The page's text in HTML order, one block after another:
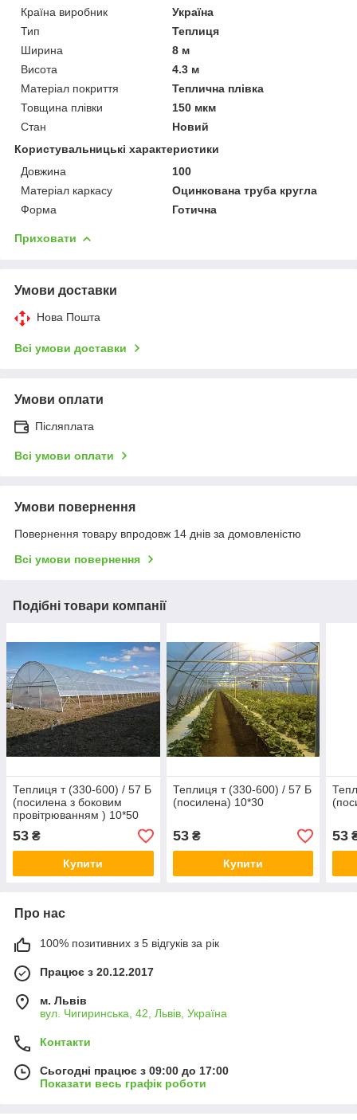
Країна виробник
Україна
Тип
Теплиця
Ширина
8 м
Висота
4.3 м
Матеріал покриття
Теплична плівка
Товщина плівки
150 мкм
Стан
Новий
Користувальницькі характеристики
Довжина
100
Матеріал каркасу
Оцинкована труба кругла
Форма
Готична
Приховати
Умови доставки
Нова Пошта
Всі умови доставки
Умови оплати
Післяплата
Всі умови оплати
Умови повернення
Повернення товару впродовж 14 днів за домовленістю
Всі умови повернення
Подібні товари компанії
Теплиця т (330-600) / 57 Б
(посилена з боковим
провітрюванням ) 10*50
53 ₴
Купити
Теплиця т (330-600) / 57 Б
(посилена) 10*30
53₴
Купити
53
Про нас
100% позитивних з 5 відгуків за рік
Працює з 20.12.2017
м. Львів
вул. Чигиринська, 42, Львів, Україна
Контакти
Сьогодні працює з 09:00 до 17:00
Показати весь графік роботи